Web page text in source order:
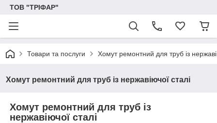
ТОВ "ТРІФАР"
Товари та послуги Хомут ремонтний для труб із
Хомут ремонтний для труб із нержавіючої сталі
Хомут ремонтний для труб із
нержавіючої сталі